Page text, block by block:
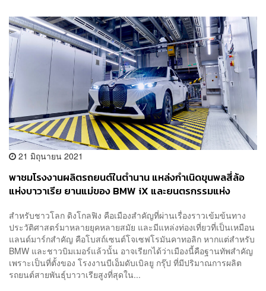
21 มิถุนายน 2021
พาชมโรงงานผลิตรถยนต์ในตำนาน แหล่งกำเนิดขุนพลสี่ล้อ
แห่งบาวาเรีย ยานแม่ของ BMW iX และยนตรกรรมแห่ง
สำหรับชาวโลก ดิงโกลฟิง คือเมืองสำคัญที่ผ่านเรื่องราวเข้มข้นทาง
ประวัติศาสตร์มาหลายยุคหลายสมัย และมีแหล่งท่องเที่ยวที่เป็นเหมือน
แลนด์มาร์กสำคัญ คือโบสถ์เซนต์โจเซฟโรมันคาทอลิก หากแต่สำหรับ
BMW และชาวบิมเมอร์แล้วนั้น อาจเรียกได้ว่าเมืองนี้คือฐานทัพสำคัญ
เพราะเป็นที่ตั้งของ โรงงานบีเอ็มดับเบิลยู กรุ๊ป ที่มีปริมาณการผลิต
รถยนต์สายพันธุ์บาวาเรียสูงที่สุดใน...